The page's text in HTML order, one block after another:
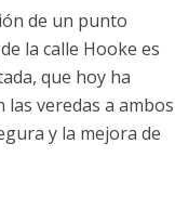
de un punto
la calle Hooke es
que hoy ha
veredas a ambos
y la mejora de